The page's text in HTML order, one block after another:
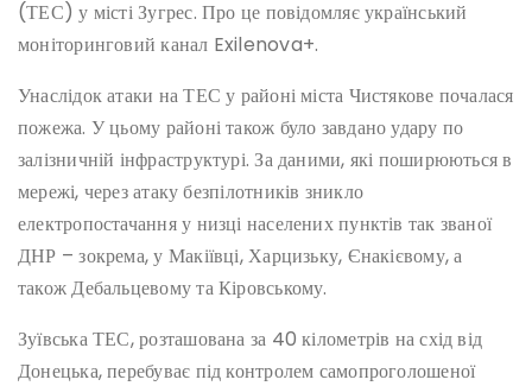
(ТЕС) у місті Зугрес. Про це повідомляє український
моніторинговий канал Exilenova+.
Унаслідок атаки на ТЕС у районі міста Чистякове почалася
пожежа. У цьому районі також було завдано удару по
залізничній інфраструктурі. За даними, які поширюються в
мережі, через атаку безпілотників зникло
електропостачання у низці населених пунктів так званої
ДНР – зокрема, у Макіївці, Харцизьку, Єнакієвому, а
також Дебальцевому та Кіровському.
Зуївська ТЕС, розташована за 40 кілометрів на схід від
Донецька, перебуває під контролем самопроголошеної